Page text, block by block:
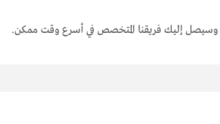
وسيصل إليك فريقنا المتخصص في أسرع وقت ممكن.